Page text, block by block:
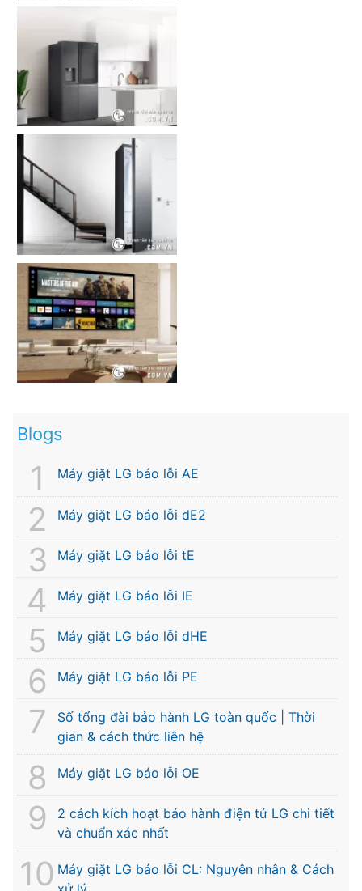
Blogs
Máy giặt LG báo lỗi AE
Máy giặt LG báo lỗi dE2
Máy giặt LG báo lỗi tE
Máy giặt LG báo lỗi IE
Máy giặt LG báo lỗi dHE
Máy giặt LG báo lỗi PE
Số tổng đài bảo hành LG toàn quốc | Thời
gian & cách thức liên hệ
Máy giặt LG báo lỗi OE
2 cách kích hoạt bảo hành điện tử LG chi tiết
và chuẩn xác nhất
Máy giặt LG báo lỗi CL: Nguyên nhân & Cách